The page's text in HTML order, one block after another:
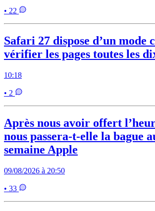
• 22
Safari 27 dispose d’un mode
vérifier les pages toutes les
10:18
• 2
Après nous avoir offert
nous passera-t-elle la bague
semaine Apple
09/08/2026 à 20:50
• 33